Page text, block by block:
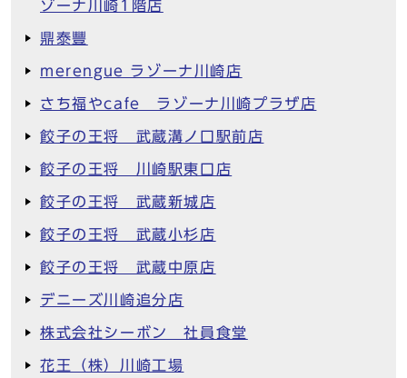
ゾーナ川崎1階店
鼎泰豐
merengue ラゾーナ川崎店
さち福やcafe ラゾーナ川崎プラザ店
餃子の王将 武蔵溝ノ口駅前店
餃子の王将 川崎駅東口店
餃子の王将 武蔵新城店
餃子の王将 武蔵小杉店
餃子の王将 武蔵中原店
デニーズ川崎追分店
株式会社シーボン 社員食堂
花王（株）川崎工場